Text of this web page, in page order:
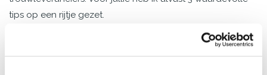
tips op een rijtje gezet.